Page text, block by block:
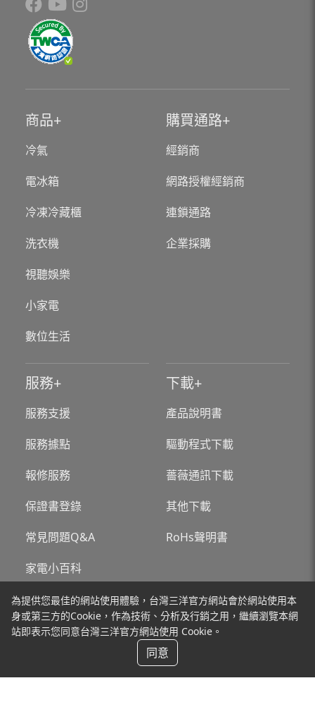
為提供您最佳的網站使用體驗，台灣三洋官方網站會於網站使用本
身或第三方的Cookie，作為技術、分析及行銷之用，繼續瀏覽本網
站即表示您同意台灣三洋官方網站使用 Cookie。
同意
商品
冷氣
電冰箱
冷凍冷藏櫃
洗衣機
視聽娛樂
小家電
數位生活
購買通路
經銷商
網路授權經銷商
連鎖通路
企業採購
服務
服務支援
服務據點
報修服務
保證書登錄
常見問題Q&A
家電小百科
下載
產品說明書
驅動程式下載
薔薇通訊下載
其他下載
RoHs聲明書
關於台灣三洋 新聞